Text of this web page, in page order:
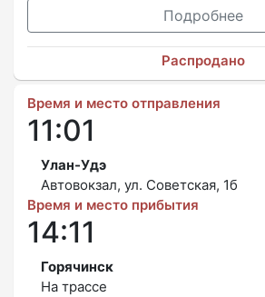
Подробнее
Распродано
Время и место отправления
11:01
Улан-Удэ
Автовокзал, ул. Советская, 1б
Время и место прибытия
14:11
Горячинск
На трассе